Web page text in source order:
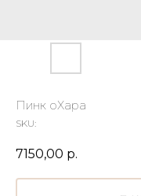
Пинк оХара
SKU:
7150,00 р.